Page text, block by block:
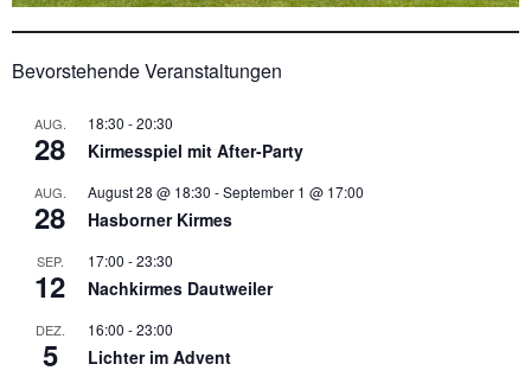
Bevorstehende Veranstaltungen
AUG.
28
18:30 -20:30
Kirmesspiel mit After-Party
AUG.
28
August 28 @ 18:30 -September 1 @ 17:00
Hasborner Kirmes
SEP.
12
17:00 -23:30
Nachkirmes Dautweiler
DEZ.
5
16:00 -23:00
Lichter im Advent